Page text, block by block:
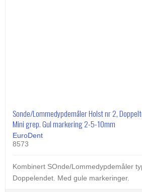
Sonde/Lommedypdemåler Holst nr 2,
Mini grep. Gul markering 2-5-10mm
EuroDent
8573
Kombinert SOnde/Lommedypdemåler
Doppelendet. Med gule markeringer.